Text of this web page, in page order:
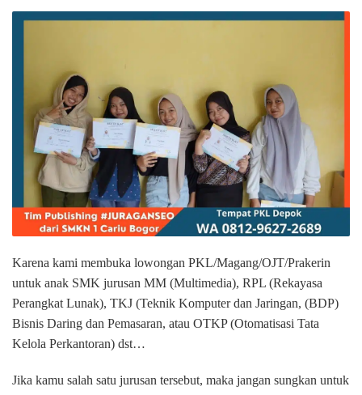
Karena kami membuka lowongan PKL/Magang/OJT/Prakerin
untuk anak SMK jurusan MM (Multimedia), RPL (Rekayasa
Perangkat Lunak), TKJ (Teknik Komputer dan Jaringan, (BDP)
Bisnis Daring dan Pemasaran, atau OTKP (Otomatisasi Tata
Kelola Perkantoran) dst…
Jika kamu salah satu jurusan tersebut, maka jangan sungkan untuk